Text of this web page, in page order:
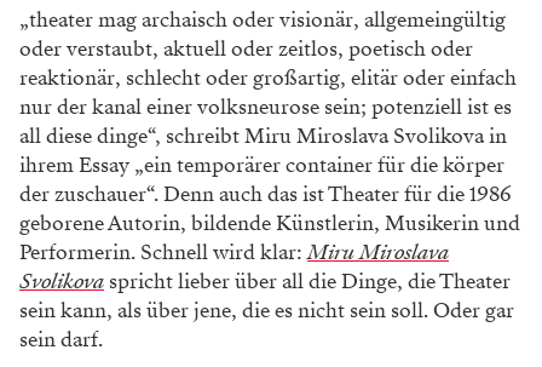
„theater mag archaisch oder visionär, allgemeingültig
oder verstaubt, aktuell oder zeitlos, poetisch oder
reaktionär, schlecht oder großartig, elitär oder einfach
nur der kanal einer volksneurose sein; potenziell ist es
all diese dinge“, schreibt Miru Miroslava Svolikova in
ihrem Essay „ein temporärer container für die körper
der zuschauer“. Denn auch das ist Theater für die 1986
geborene Autorin, bildende Künstlerin, Musikerin und
Performerin. Schnell wird klar:Miru Miroslava
Svolikova spricht lieber über all die Dinge, die Theater
sein kann, als über jene, die es nicht sein soll. Oder gar
sein darf.